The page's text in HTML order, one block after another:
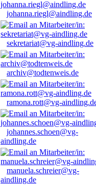
johanna.riegl@aindling.de
sekretariat@vg-aindling.de
archiv@todtenweis.de
ramona.rott@vg-
johannes.schoen@vg-
aindling.de
manuela.schreier@vg-
aindling.de